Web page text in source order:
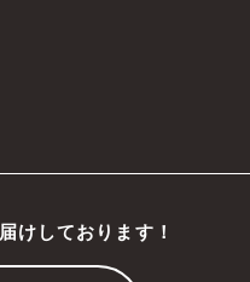
けしております！